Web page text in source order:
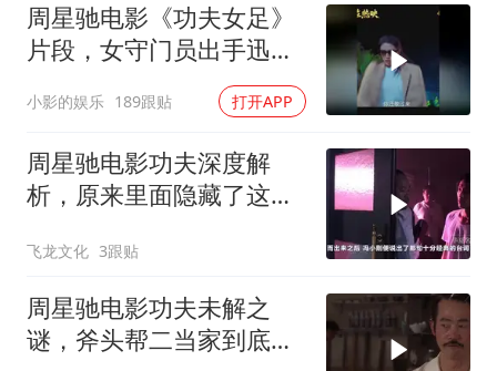
周星驰电影《功夫女足》
片段，女守门员出手迅
猛，一次比一次搞笑
小影的娱乐 189跟贴 打开APP
周星驰电影功夫深度解
析，原来里面隐藏了这么
飞龙文化 3跟贴
周星驰电影功夫未解之
谜，斧头帮二当家到底是